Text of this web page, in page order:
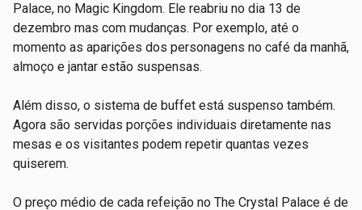
Palace, no Magic Kingdom. Ele reabriu no dia 13 de
dezembro mas com mudanças. Por exemplo, até o
momento as aparições dos personagens no café da manhã,
almoço e jantar estão suspensas.
Além disso, o sistema de buffet está suspenso também.
Agora são servidas porções individuais diretamente nas
mesas e os visitantes podem repetir quantas vezes
quiserem.
O preço médio de cada refeição no The Crystal Palace é de